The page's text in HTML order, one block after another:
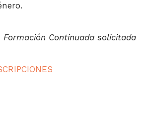
Continuada solicitada